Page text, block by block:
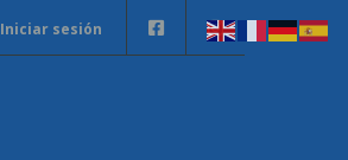
Iniciar sesión